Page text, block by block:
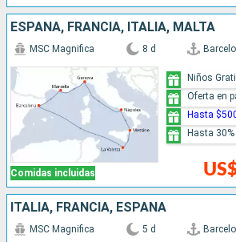
ESPAÑA, FRANCIA, ITALIA, MALTA
Comidas incluidas
MSC Magnifica 8 d
Niños
Oferta en
Hasta
Hasta
ITALIA, FRANCIA, ESPAÑA
MSC Magnifica 5 d